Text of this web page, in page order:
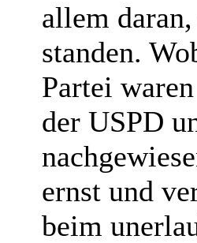
allem
standen.
Partei
der USPD
ernst und
beim